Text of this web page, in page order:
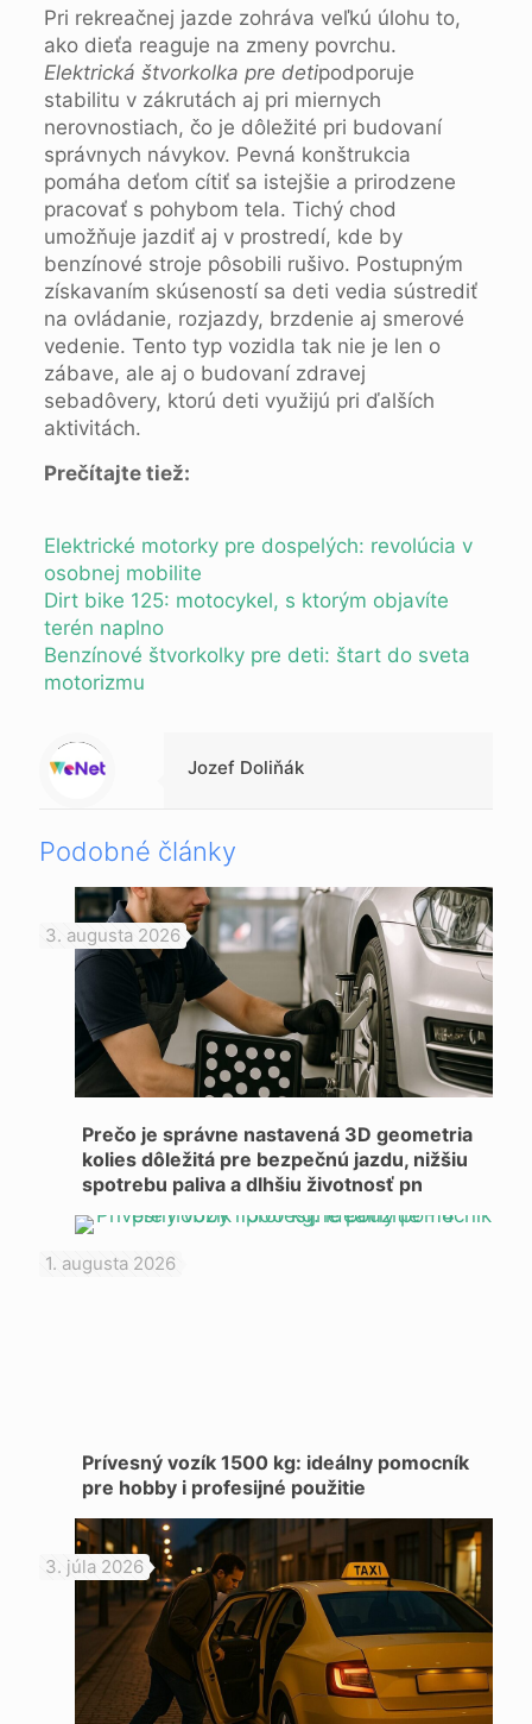
Pri rekreačnej jazde zohráva veľkú úlohu to,
ako dieťa reaguje na zmeny povrchu.
Elektrická štvorkolka pre detipodporuje
stabilitu v zákrutách aj pri miernych
nerovnostiach, čo je dôležité pri budovaní
správnych návykov. Pevná konštrukcia
pomáha deťom cítiť sa istejšie a prirodzene
pracovať s pohybom tela. Tichý chod
umožňuje jazdiť aj v prostredí, kde by
benzínové stroje pôsobili rušivo. Postupným
získavaním skúseností sa deti vedia sústrediť
na ovládanie, rozjazdy, brzdenie aj smerové
vedenie. Tento typ vozidla tak nie je len o
zábave, ale aj o budovaní zdravej
sebadôvery, ktorú deti využijú pri ďalších
aktivitách.
Prečítajte tiež:
Elektrické motorky pre dospelých: revolúcia v
osobnej mobilite
Dirt bike 125: motocykel, s ktorým objavíte
terén naplno
Benzínové štvorkolky pre deti: štart do sveta
motorizmu
Warning
: Trying to access array offset on null in
/data/1/d/1da9a732-fb3a-4804-a40f-d46885ca54ae/lajk.online/web/wp-content/themes/betheme-child/includes/content-single.php
on line
286
Jozef Doliňák
Podobné články
3. augusta 2026
Prečo je správne nastavená 3D geometria
kolies dôležitá pre bezpečnú jazdu, nižšiu
spotrebu paliva a dlhšiu životnosť pn
1. augusta 2026
Prívesný vozík 1500 kg: ideálny pomocník
pre hobby i profesijné použitie
3. júla 2026